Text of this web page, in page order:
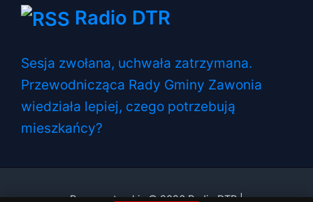
Radio DTR
Sesja zwołana, uchwała zatrzymana.
Przewodnicząca Rady Gminy Zawonia
wiedziała lepiej, czego potrzebują
mieszkańcy?
Prawa autorskie © 2026 Radio DTR |